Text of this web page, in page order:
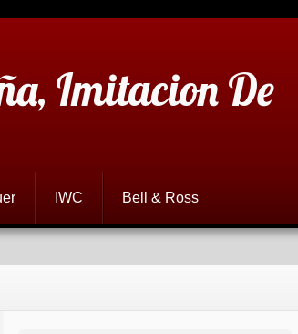
Imitacion De
IWC Bell & Ross